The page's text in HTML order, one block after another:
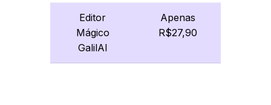
Editor
Mágico
GalilAI
Apenas
R$27,90